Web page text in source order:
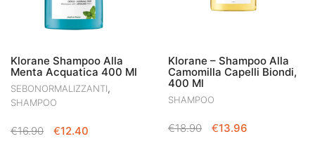
Klorane Shampoo Alla
Menta Acquatica 400 Ml
SEBONORMALIZZANTI,
SHAMPOO
€16.90
IL
€12.40
Klorane – Shampoo Alla
Camomilla Capelli Biondi,
400 Ml
SHAMPOO
€18.90
IL
€13.96